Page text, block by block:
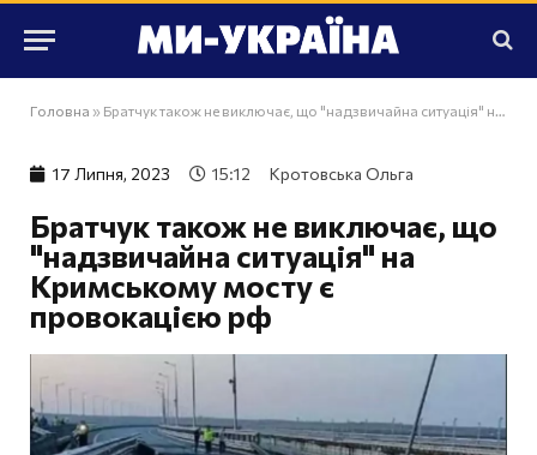
Головна » Братчук також не виключає, що "надзвичайна ситуація" на Кримському мосту є провокацією рф
17 Липня, 2023 15:12 Кротовська Ольга
Братчук також не виключає, що
"надзвичайна ситуація" на
Кримському мосту є
провокацією рф